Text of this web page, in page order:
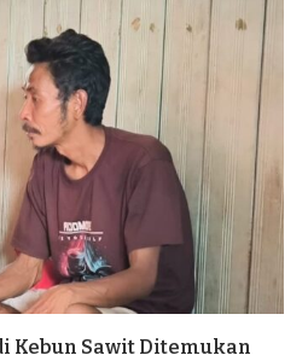
Kebun Sawit Ditemukan